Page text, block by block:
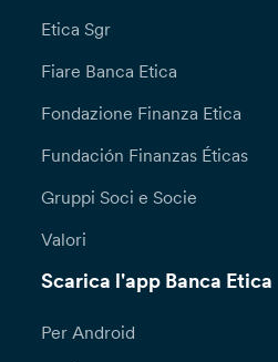
Etica Sgr
Fiare Banca Etica
Fondazione Finanza Etica
Fundación Finanzas Éticas
Gruppi Soci e Socie
Valori
Scarica l'app Banca Etica
Per Android